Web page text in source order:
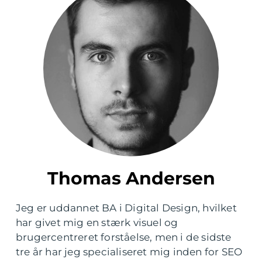
Thomas Andersen
Jeg er uddannet BA i Digital Design, hvilket
har givet mig en stærk visuel og
brugercentreret forståelse, men i de sidste
tre år har jeg specialiseret mig inden for SEO